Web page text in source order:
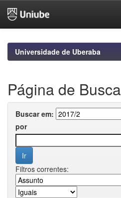
navigationUniversidade de Uberaba
Página de Busca
Buscar em:
por
Filtros correntes: